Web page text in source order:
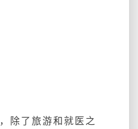
除了旅游和就医之